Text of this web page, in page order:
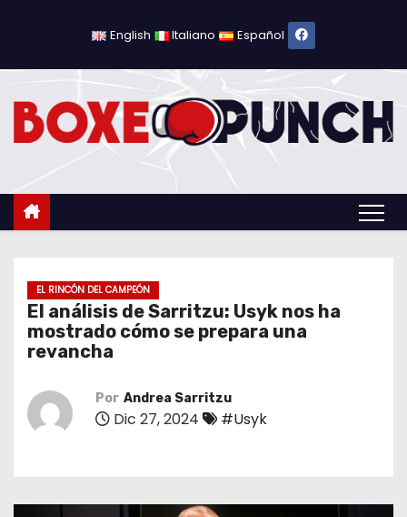
l
English Italiano Español
EL RINCÓN DEL CAMPEÓN
El análisis de Sarritzu: Usyk nos ha
mostrado cómo se prepara una
revancha
Por Andrea Sarritzu
Dic 27, 2024 #Usyk